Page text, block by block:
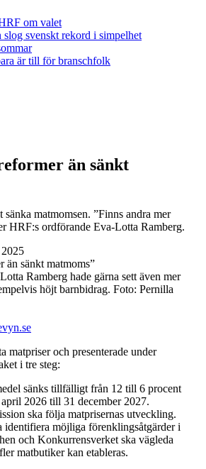
om valet
svenskt rekord i simpelhet
är till för branschfolk
än sänkt
matmomsen. ”Finns andra mer
HRF:s ordförande Eva-Lotta Ramberg.
Ramberg hade gärna sett även mer
höjt barnbidrag. Foto: Pernilla
matpriser och presenterade under
i tre steg:
sänks tillfälligt från 12 till 6 procent
2026 till 31 december 2027.
ska följa matprisernas utveckling.
identifiera möjliga förenklingsåtgärder i
och Konkurrensverket ska vägleda
matbutiker kan etableras.